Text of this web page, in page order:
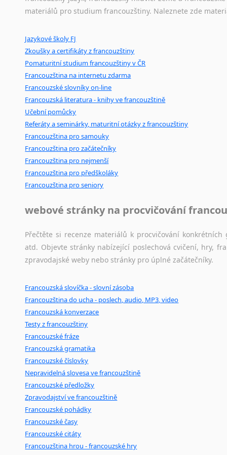
Mix pomůcek, jež
poradny a pravidla pravopisu nebo
materiálů pro studium francouzštiny. Naleznete zde
Jazykové školy FJ
Zkoušky a certifikáty z francouzštiny
Pomaturitní studium francouzštiny v ČR
Francouzština na internetu zdarma
Francouzské slovníky on-line
Francouzská literatura - knihy ve francouzštině
Učební pomůcky
Referáty a seminárky, maturitní otázky z francouzštiny
Francouzština pro samouky
Francouzština pro začátečníky
Francouzština pro nejmenší
Francouzština pro předškoláky
Francouzština pro seniory
webové stránky na procvičování
Přečtěte si recenze materiálů k procvičování
atd. Objevte stránky nabízející poslechová cvičení, hry,
zpravodajské weby nebo stránky pro úplné začátečníky.
Francouzská slovíčka - slovní zásoba
Francouzština do ucha - poslech, audio, MP3, video
Francouzská konverzace
Testy z francouzštiny
Francouzské fráze
Francouzská gramatika
Francouzské číslovky
Nepravidelná slovesa ve francouzštině
Francouzské předložky
Zpravodajství ve francouzštině
Francouzské pohádky
Francouzské časy
Francouzské citáty
Francouzština hrou - francouzské hry